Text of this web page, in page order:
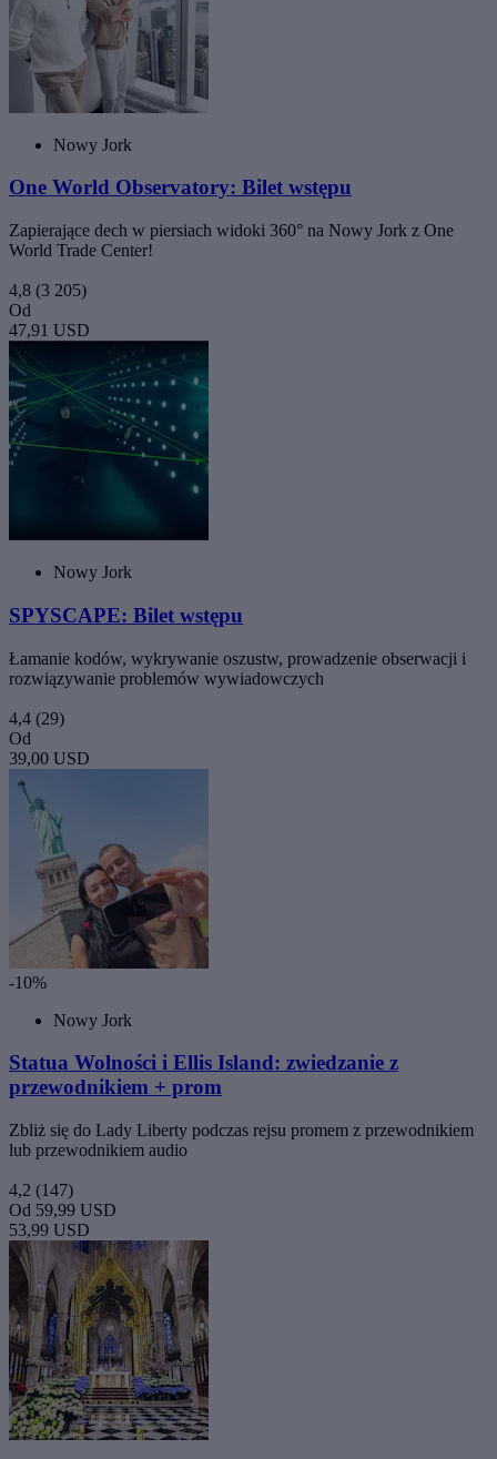
Nowy Jork
One World Observatory: Bilet wstępu
Zapierające dech w piersiach widoki 360° na Nowy Jork z One
World Trade Center!
4,8 (3 205)
Od
47,91 USD
Nowy Jork
SPYSCAPE: Bilet wstępu
Łamanie kodów, wykrywanie oszustw, prowadzenie obserwacji i
rozwiązywanie problemów wywiadowczych
4,4 (29)
Od
39,00 USD
-10%
Nowy Jork
Statua Wolności i Ellis Island: zwiedzanie z
przewodnikiem + prom
Zbliż się do Lady Liberty podczas rejsu promem z przewodnikiem
lub przewodnikiem audio
4,2 (147)
Od 59,99 USD
53,99 USD